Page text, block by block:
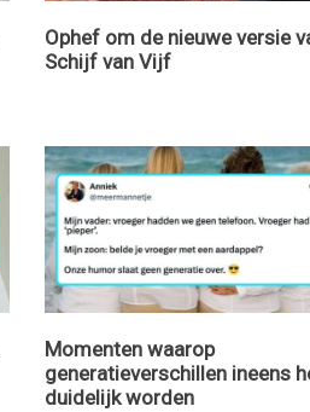
Ophef om de nieuwe versie
Schijf van Vijf
Momenten waarop
generatieverschillen ineens
duidelijk worden